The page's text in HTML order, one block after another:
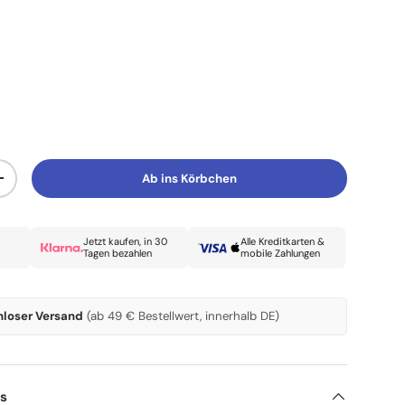
erhöhen Ab ins Körbchen
Jetzt kaufen, in 30
Tagen bezahlen
Alle Kreditkarten &
mobile Zahlungen
Versand (ab 49 € Bestellwert, innerhalb DE)